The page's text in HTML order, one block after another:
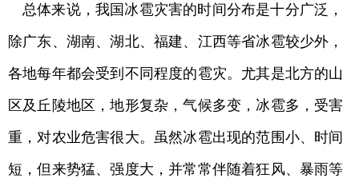
总体来说，我国冰雹灾害的时间分布是十分广泛，
除广东、湖南、湖北、福建、江西等省冰雹较少外，
各地每年都会受到不同程度的雹灾。尤其是北方的山
区及丘陵地区，地形复杂，气候多变，冰雹多，受害
重，对农业危害很大。虽然冰雹出现的范围小、时间
短，但来势猛、强度大，并常常伴随着狂风、暴雨等